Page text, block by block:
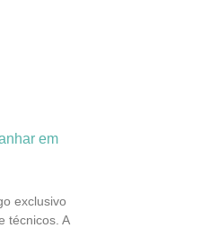
em
exclusivo
técnicos. A